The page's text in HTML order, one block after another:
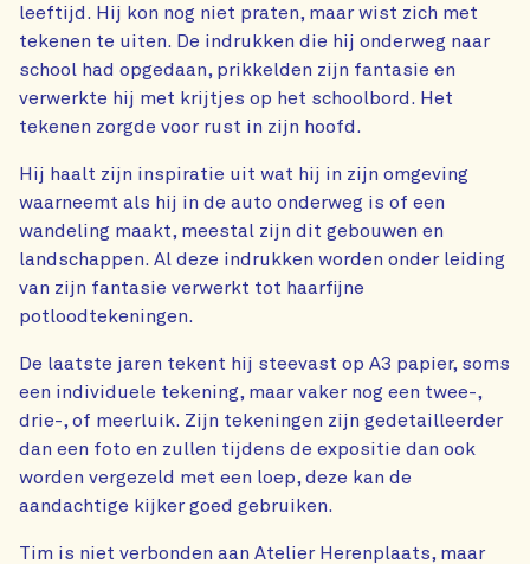
leeftijd. Hij kon nog niet praten, maar wist zich met
tekenen te uiten. De indrukken die hij onderweg naar
school had opgedaan, prikkelden zijn fantasie en
verwerkte hij met krijtjes op het schoolbord. Het
tekenen zorgde voor rust in zijn hoofd.
Hij haalt zijn inspiratie uit wat hij in zijn omgeving
waarneemt als hij in de auto onderweg is of een
wandeling maakt, meestal zijn dit gebouwen en
landschappen. Al deze indrukken worden onder leiding
van zijn fantasie verwerkt tot haarfijne
potloodtekeningen.
De laatste jaren tekent hij steevast op A3 papier, soms
een individuele tekening, maar vaker nog een twee-,
drie-, of meerluik. Zijn tekeningen zijn gedetailleerder
dan een foto en zullen tijdens de expositie dan ook
worden vergezeld met een loep, deze kan de
aandachtige kijker goed gebruiken.
Tim is niet verbonden aan Atelier Herenplaats, maar